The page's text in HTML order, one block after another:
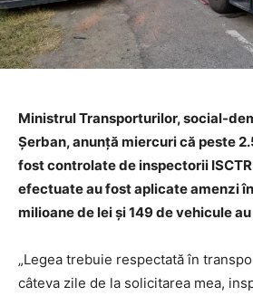
Ministrul Transporturilor, social-
Șerban, anunță miercuri că peste
fost controlate de inspectorii
efectuate au fost aplicate amenzi
milioane de lei și 149 de vehicule
„Legea trebuie respectată în
câteva zile de la solicitarea mea,